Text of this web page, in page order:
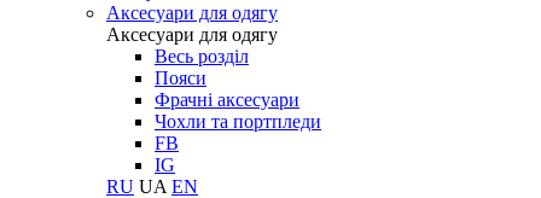
Aксесуари для одягу
Aксесуари для одягу
Весь розділ
Пояси
Фрачні аксесуари
Чохли та портпледи
FB
IG
RU UA EN